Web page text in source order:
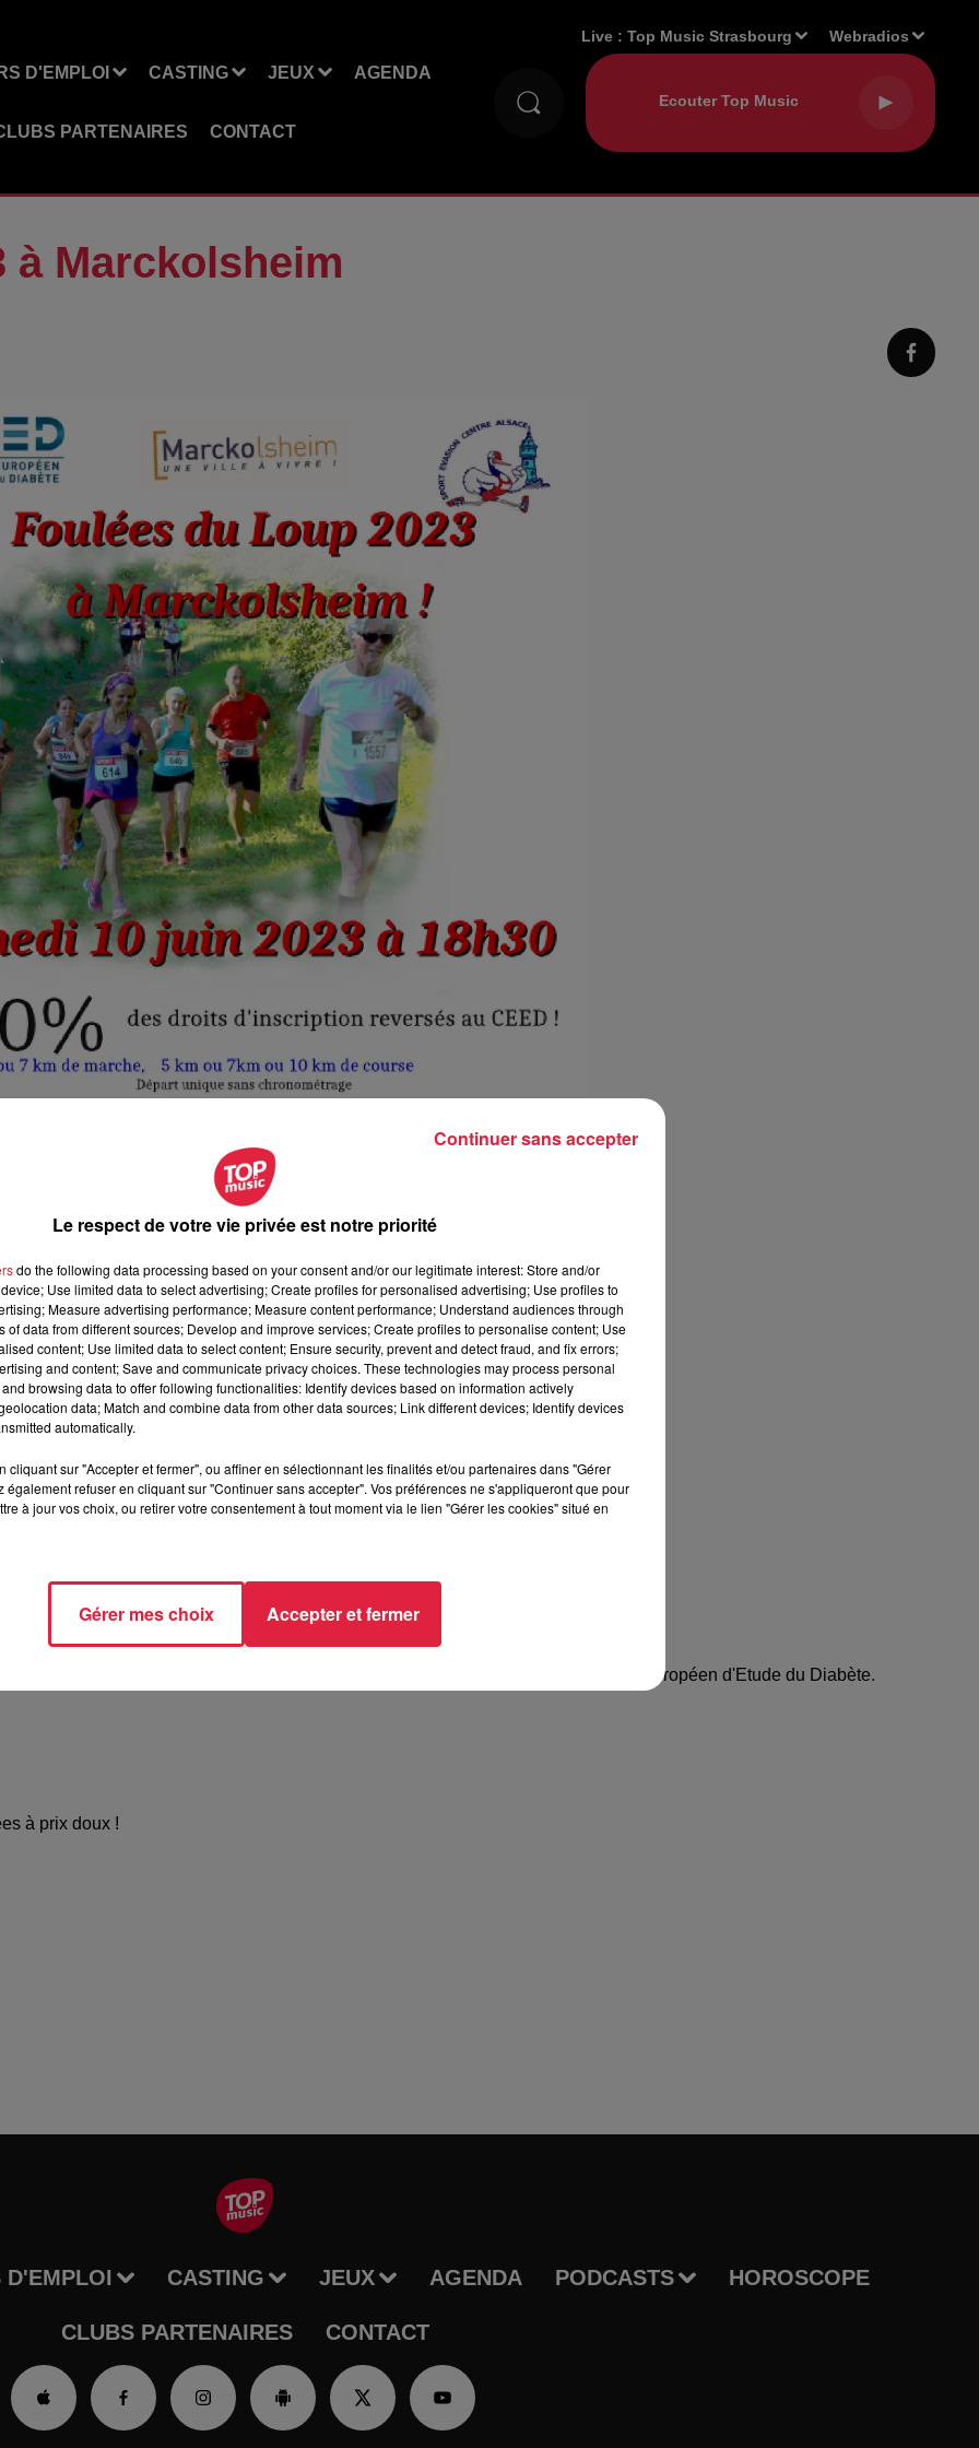
D'EMPLOI CASTING JEUX AGENDA
PARTENAIRES CONTACT
Live :Top Music Strasbourg Webradios
à Marckolsheim
2023 à 18h30
2023 à 22h00
DE MARCKOLSHEIM
fouleesduloup/?locale=fr_FR
la lutte contre le diabète. L'intégralité de votre inscription est reversée au Centre Européen d'Etude du Diabète.
à prix doux !
D'EMPLOI CASTING JEUX AGENDA PODCASTS HOROSCOPE
CLUBS PARTENAIRES CONTACT
Le respect de votre vie privée est notre priorité
do the following data processing based on your consent and/or our legitimate interest: Store and/or
Use limited data to select advertising; Create profiles for personalised advertising; Use profiles to
Measure advertising performance; Measure content performance; Understand audiences through
of data from different sources; Develop and improve services; Create profiles to personalise content; Use
content; Use limited data to select content; Ensure security, prevent and detect fraud, and fix errors;
and content; Save and communicate privacy choices. These technologies may process personal
browsing data to offer following functionalities: Identify devices based on information actively
data; Match and combine data from other data sources; Link different devices; Identify devices
automatically.
cliquant sur "Accepter et fermer", ou affiner en sélectionnant les finalités et/ou partenaires dans "Gérer
également refuser en cliquant sur "Continuer sans accepter". Vos préférences ne s'appliqueront que pour
à jour vos choix, ou retirer votre consentement à tout moment via le lien "Gérer les cookies" situé en
Gérer mes choix Accepter et fermer
Continuer sans accepter